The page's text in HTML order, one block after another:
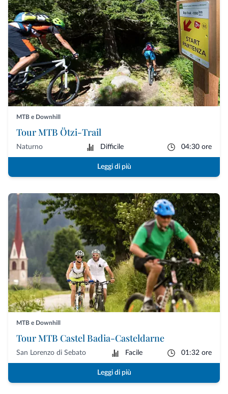
MTB e Downhill
Tour MTB Ötzi-Trail
Naturno Difficile 04:30 ore
Leggi di più
MTB e Downhill
Tour MTB Castel Badia-Casteldarne
San Lorenzo di Sebato Facile 01:32 ore
Leggi di più